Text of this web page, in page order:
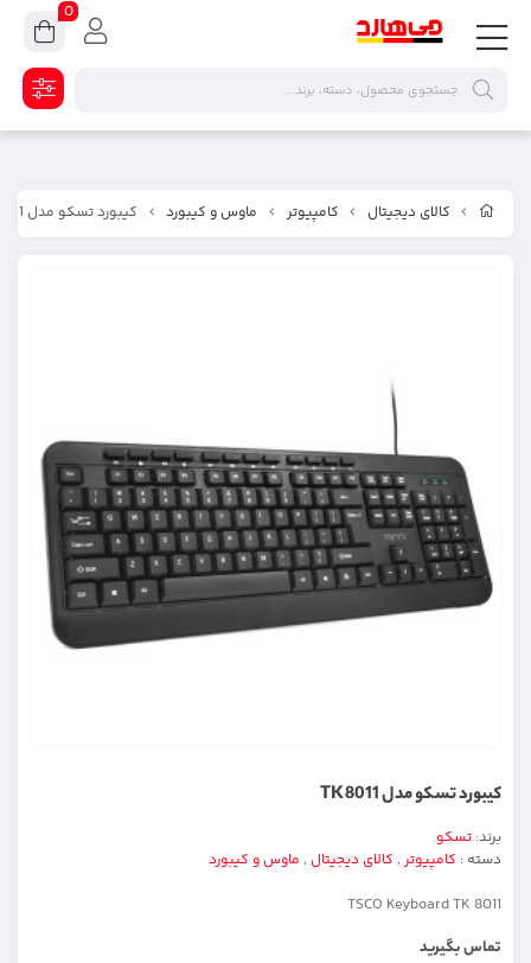
کالای دیجیتال کامپیوتر ماوس و کیبورد کیبورد تسکو مدل TK 8011
کیبورد تسکو مدل TK 8011
برند: تسکو
دسته : کامپیوتر , کالای دیجیتال , ماوس و کیبورد
TSCO Keyboard TK 8011
تماس بگیرید
0